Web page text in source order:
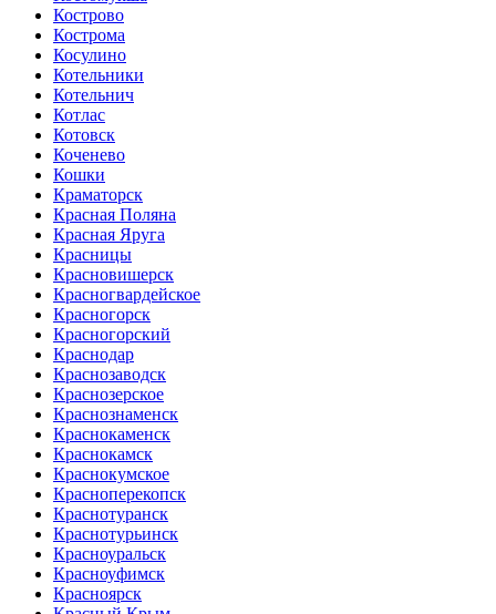
Кострово
Кострома
Косулино
Котельники
Котельнич
Котлас
Котовск
Коченево
Кошки
Краматорск
Красная Поляна
Красная Яруга
Красницы
Красновишерск
Красногвардейское
Красногорск
Красногорский
Краснодар
Краснозаводск
Краснозерское
Краснознаменск
Краснокаменск
Краснокамск
Краснокумское
Красноперекопск
Краснотуранск
Краснотурьинск
Красноуральск
Красноуфимск
Красноярск